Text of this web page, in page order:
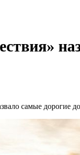
самые дорогие